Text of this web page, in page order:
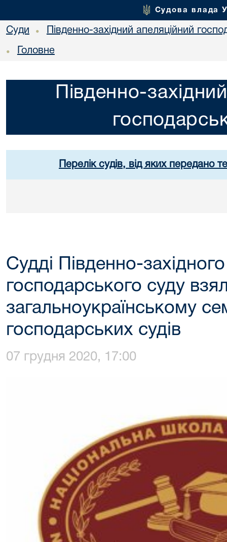
Судова влада
Суди • Південно-західний апеляційний
• Головне
Південно-
Перелік судів, від яких передано
Судді Південно-
господарського суду
загальноукраїнському
господарських судів
07 грудня 2020, 17:00